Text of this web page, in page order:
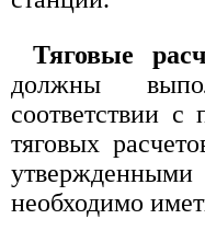
Тяговые
должны
соответствии с
тяговых
необходимо